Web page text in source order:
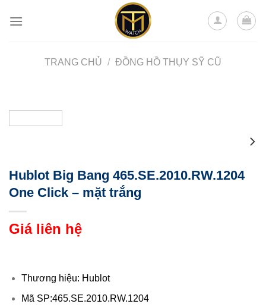
TRANG CHỦ / ĐỒNG HỒ THỤY SỸ CŨ
Hublot Big Bang 465.SE.2010.RW.1204
One Click – mặt trắng
Giá liên hệ
Thương hiệu: Hublot
Mã SP:465.SE.2010.RW.1204